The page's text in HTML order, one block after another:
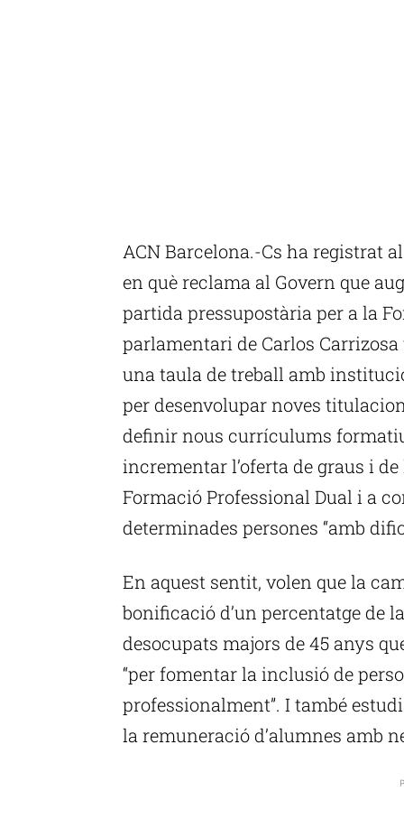
ACN Barcelona.-Cs ha registrat
en què reclama al Govern que
partida pressupostària per a la
parlamentari de Carlos
una taula de treball amb
per desenvolupar noves
definir nous currículums
incrementar l’oferta de graus i
Formació Professional Dual i a
determinades persones “amb
En aquest sentit, volen que la
bonificació d’un percentatge de
desocupats majors de 45 anys
“per fomentar la inclusió de
professionalment”. I també
la remuneració d’alumnes amb